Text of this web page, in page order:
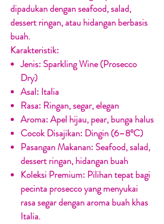
dipadukan dengan seafood, salad,
dessert ringan, atau hidangan berbasis
buah.
Karakteristik:
Jenis: Sparkling Wine (Prosecco
Dry)
Asal: Italia
Rasa: Ringan, segar, elegan
Aroma:Apel hijau, pear, bunga halus
Cocok Disajikan: Dingin (6–8°C)
Pasangan Makanan: Seafood, salad,
dessert ringan, hidangan buah
Koleksi Premium: Pilihan tepat bagi
pecinta prosecco yang menyukai
rasa segar dengan aroma buah khas
Italia.